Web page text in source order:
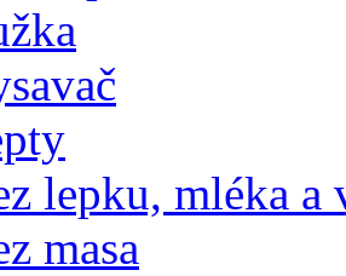
lepku, mléka a
masa